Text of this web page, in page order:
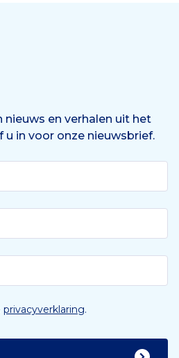
nieuws en verhalen uit het
u in voor onze nieuwsbrief.
privacyverklaring.